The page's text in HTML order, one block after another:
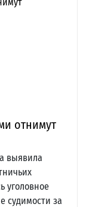
отнимут
выявила
уголовное
судимости за